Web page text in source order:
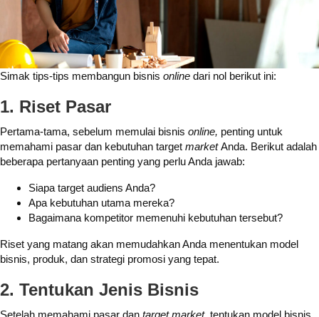
Simak tips-tips membangun bisnis online dari nol berikut ini:
1. Riset Pasar
Pertama-tama, sebelum memulai bisnis online, penting untuk
memahami pasar dan kebutuhan target marketAnda. Berikut adalah
beberapa pertanyaan penting yang perlu Anda jawab:
Siapa target audiens Anda?
Apa kebutuhan utama mereka?
Bagaimana kompetitor memenuhi kebutuhan tersebut?
Riset yang matang akan memudahkan Anda menentukan model
bisnis, produk, dan strategi promosi yang tepat.
2. Tentukan Jenis Bisnis
Setelah memahami pasar dan target market, tentukan model bisnis